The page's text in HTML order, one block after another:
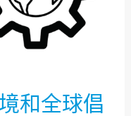
和全球倡